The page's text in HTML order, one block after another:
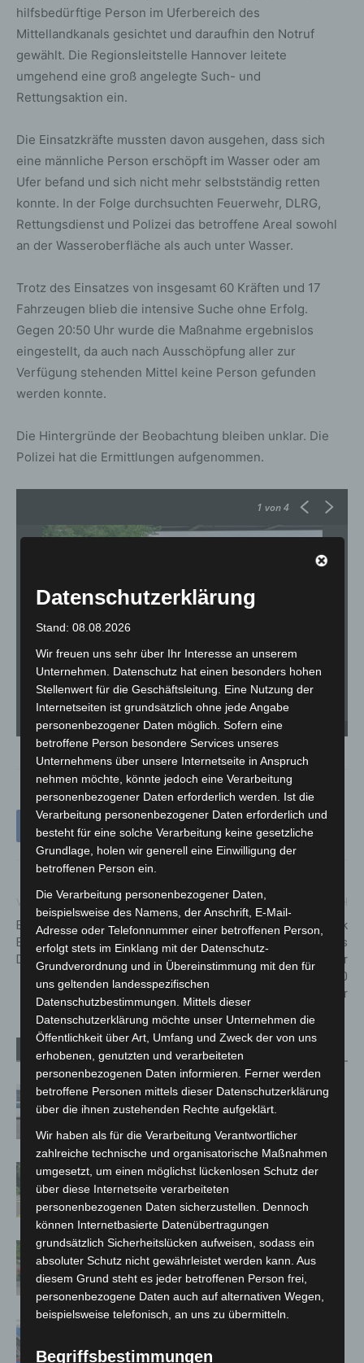
hilfsbedürftige Person im Uferbereich des
Mittellandkanals gesichtet und daraufhin den Notruf
gewählt. Die Regionsleitstelle Hannover leitete
umgehend eine groß angelegte Such- und
Rettungsaktion ein.
Die Einsatzkräfte mussten davon ausgehen, dass sich
eine männliche Person erschöpft im Wasser oder am
Ufer befand und sich nicht mehr selbstständig retten
konnte. In der Folge durchsuchten Feuerwehr, DLRG,
Rettungsdienst und Polizei das betroffene Areal sowohl
an der Wasseroberfläche als auch unter Wasser.
Trotz des Einsatzes von insgesamt 60 Kräften und 17
Fahrzeugen blieb die intensive Suche ohne Erfolg.
Gegen 20:50 Uhr wurde die Maßnahme ergebnislos
eingestellt, da auch nach Ausschöpfung aller zur
Verfügung stehenden Mittel keine Person gefunden
werden konnte.
Die Hintergründe der Beobachtung bleiben unklar. Die
Polizei hat die Ermittlungen aufgenommen.
1 von 4
Nach 2,5 Stunden wurde die Suche ergebnislos eingestellt. © Bernd Günther
Vorheriger Artikel
Bürgersprechstunde mit
Bürgermeister Mirko Heuer am
Donnerstag, den 3. Juli 2025
PS Days 2025: Tuning, Technik
und Trends – das
Sommerfestival der
Superlative – über 47.000
feiern in Hannover
Verwandte Artikel Mehr vom Autor
Niedersachsen: Feuerwehrkräfte
kehren nach Waldbrandeinsatz aus
Spanien zurück
Brand im „Haus der Begegnung“ in
Neuwarmbüchen schnell eingedämmt
Region Hannover: 21 neue
Notfallsanitäter starten beim Roten
Kreuz
Datenschutzerklärung
Stand: 08.08.2026
Wir freuen uns sehr über Ihr Interesse an unserem
Unternehmen. Datenschutz hat einen besonders hohen
Stellenwert für die Geschäftsleitung. Eine Nutzung der
Internetseiten ist grundsätzlich ohne jede Angabe
personenbezogener Daten möglich. Sofern eine
betroffene Person besondere Services unseres
Unternehmens über unsere Internetseite in Anspruch
nehmen möchte, könnte jedoch eine Verarbeitung
personenbezogener Daten erforderlich werden. Ist die
Verarbeitung personenbezogener Daten erforderlich und
besteht für eine solche Verarbeitung keine gesetzliche
Grundlage, holen wir generell eine Einwilligung der
betroffenen Person ein.
Die Verarbeitung personenbezogener Daten,
beispielsweise des Namens, der Anschrift, E-Mail-
Adresse oder Telefonnummer einer betroffenen Person,
erfolgt stets im Einklang mit der Datenschutz-
Grundverordnung und in Übereinstimmung mit den für
uns geltenden landesspezifischen
Datenschutzbestimmungen. Mittels dieser
Datenschutzerklärung möchte unser Unternehmen die
Öffentlichkeit über Art, Umfang und Zweck der von uns
erhobenen, genutzten und verarbeiteten
personenbezogenen Daten informieren. Ferner werden
betroffene Personen mittels dieser Datenschutzerklärung
über die ihnen zustehenden Rechte aufgeklärt.
Wir haben als für die Verarbeitung Verantwortlicher
zahlreiche technische und organisatorische Maßnahmen
umgesetzt, um einen möglichst lückenlosen Schutz der
über diese Internetseite verarbeiteten
personenbezogenen Daten sicherzustellen. Dennoch
können Internetbasierte Datenübertragungen
grundsätzlich Sicherheitslücken aufweisen, sodass ein
absoluter Schutz nicht gewährleistet werden kann. Aus
diesem Grund steht es jeder betroffenen Person frei,
personenbezogene Daten auch auf alternativen Wegen,
beispielsweise telefonisch, an uns zu übermitteln.
Begriffsbestimmungen